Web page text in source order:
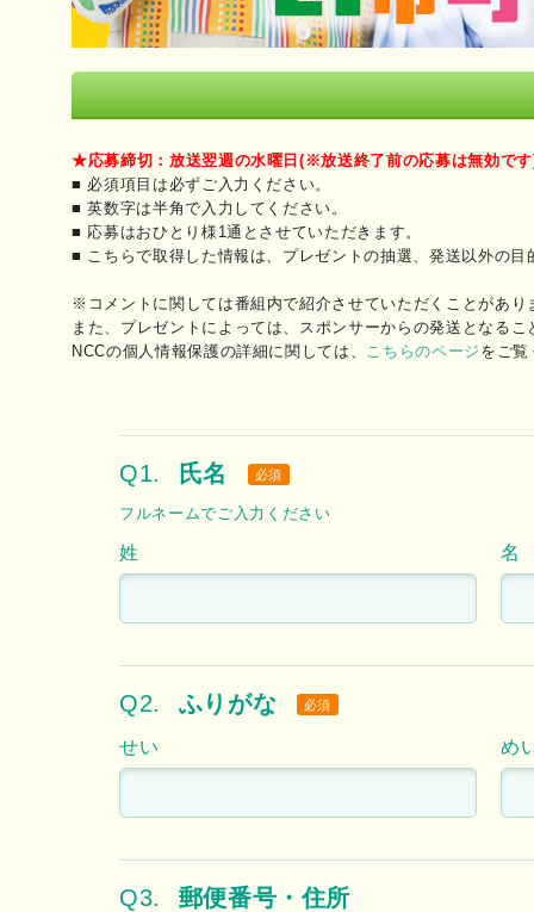
★応募締切：放送翌週の水曜日(※放送終了前の応募は無効で
■ 必須項目は必ずご入力ください。
■ 英数字は半角で入力してください。
■ 応募はおひとり様1通とさせていただきます。
■ こちらで取得した情報は、プレゼントの抽選、発送以外の目
※コメントに関しては番組内で紹介させていただくことがあり
また、プレゼントによっては、スポンサーからの発送となる
NCCの個人情報保護の詳細に関しては、 こちらのページ をご覧
Q1. 氏名 必須
フルネームでご入力ください
姓 名
Q2. ふりがな 必須
せい め
Q3. 郵便番号・住所